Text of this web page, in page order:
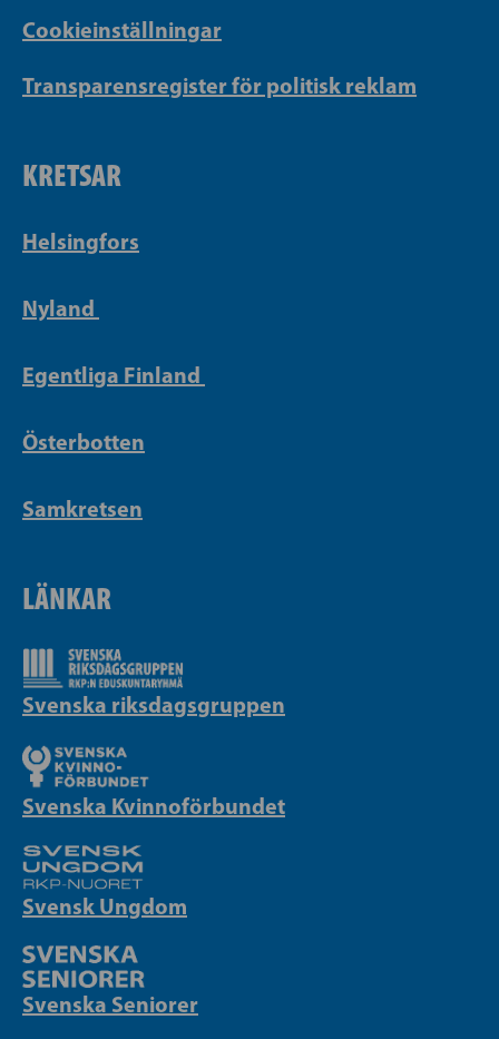
Cookieinställningar
Transparensregister för politisk reklam
KRETSAR
Helsingfors
Nyland
Egentliga Finland
Österbotten
Samkretsen
LÄNKAR
Svenska riksdagsgruppen
Svenska Kvinnoförbundet
Svensk Ungdom
Svenska Seniorer